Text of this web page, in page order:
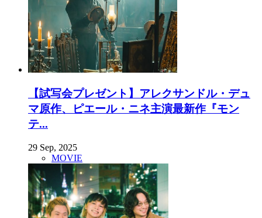
【試写会プレゼント】アレクサンドル・デュ
マ原作、ピエール・ニネ主演最新作『モン
テ...
29 Sep, 2025
MOVIE